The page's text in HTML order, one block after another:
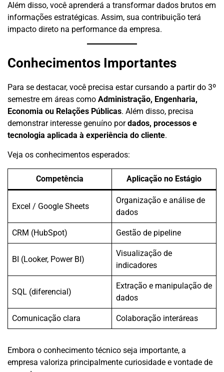
Além disso, você aprenderá a transformar dados brutos em
informações estratégicas. Assim, sua contribuição terá
impacto direto na performance da empresa.
Conhecimentos Importantes
Para se destacar, você precisa estar cursando a partir do 3º
semestre em áreas como Administração, Engenharia,
Economia ou Relações Públicas. Além disso, precisa
demonstrar interesse genuíno pordados, processos e
tecnologia aplicada à experiência do cliente.
Veja os conhecimentos esperados:
Competência Aplicação no Estágio
Excel / Google Sheets
Organização e análise de
dados
CRM (HubSpot) Gestão de pipeline
BI (Looker, Power BI)
Visualização de
indicadores
SQL (diferencial)
Extração e manipulação de
dados
Comunicação clara Colaboração interáreas
Embora o conhecimento técnico seja importante, a
empresa valoriza principalmente curiosidade e vontade de